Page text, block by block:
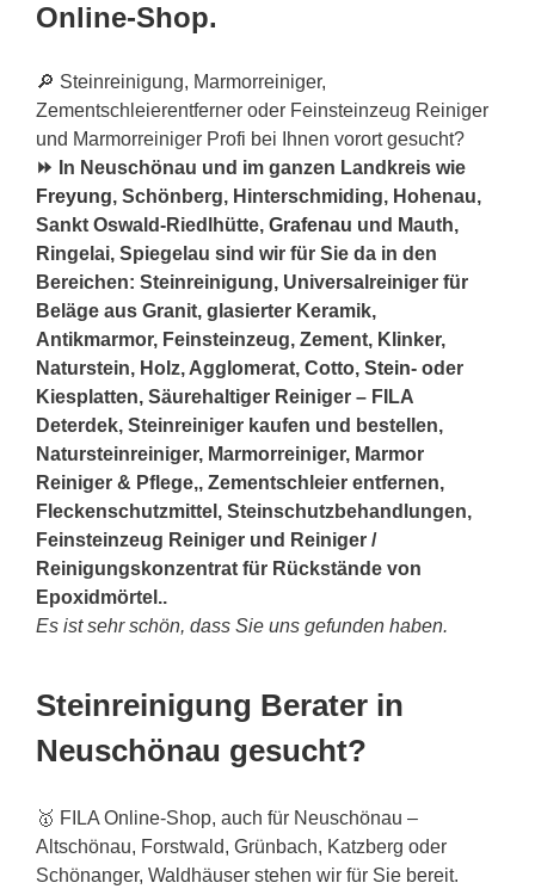
Online-Shop.
🔎 Steinreinigung, Marmorreiniger,
Zementschleierentferner oder Feinsteinzeug Reiniger
und Marmorreiniger Profi bei Ihnen vorort gesucht?
⏩ In Neuschönau und im ganzen Landkreis wie
Freyung, Schönberg, Hinterschmiding, Hohenau,
Sankt Oswald-Riedlhütte, Grafenau und Mauth,
Ringelai, Spiegelau sind wir für Sie da in den
Bereichen: Steinreinigung, Universalreiniger für
Beläge aus Granit, glasierter Keramik,
Antikmarmor, Feinsteinzeug, Zement, Klinker,
Naturstein, Holz, Agglomerat, Cotto, Stein- oder
Kiesplatten, Säurehaltiger Reiniger – FILA
Deterdek, Steinreiniger kaufen und bestellen,
Natursteinreiniger, Marmorreiniger, Marmor
Reiniger & Pflege,, Zementschleier entfernen,
Fleckenschutzmittel, Steinschutzbehandlungen,
Feinsteinzeug Reiniger und Reiniger /
Reinigungskonzentrat für Rückstände von
Epoxidmörtel..
Es ist sehr schön, dass Sie uns gefunden haben.
Steinreinigung Berater in
Neuschönau gesucht?
🥇 FILA Online-Shop, auch für Neuschönau –
Altschönau, Forstwald, Grünbach, Katzberg oder
Schönanger, Waldhäuser stehen wir für Sie bereit.